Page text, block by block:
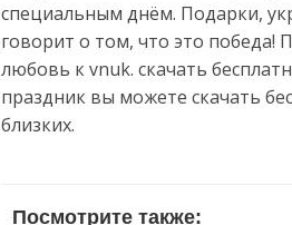
специальным днём. Подарки,
говорит о том, что это победа!
любовь к vnuk. скачать
праздник вы можете скачать
близких.
Посмотрите также: